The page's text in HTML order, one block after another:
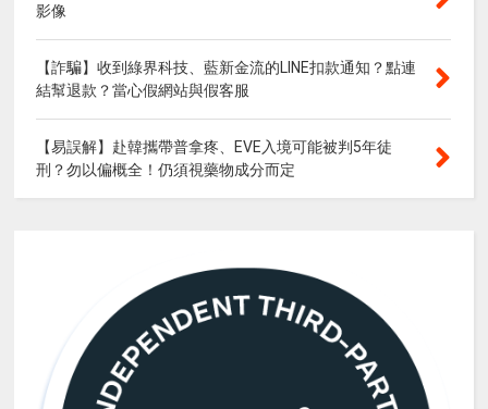
影像
【詐騙】收到綠界科技、藍新金流的LINE扣款通知？點連
結幫退款？當心假網站與假客服
【易誤解】赴韓攜帶普拿疼、EVE入境可能被判5年徒
刑？勿以偏概全！仍須視藥物成分而定